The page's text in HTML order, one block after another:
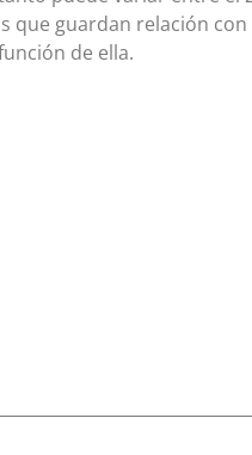
que guardan relación
de ella.